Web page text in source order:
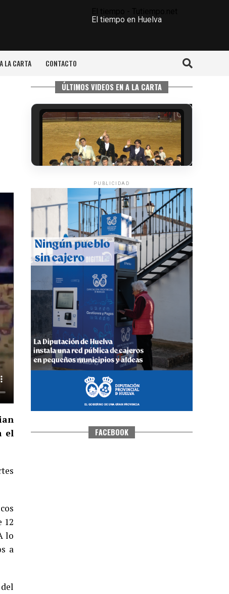
El tiempo en Huelva
LA CARTA CONTACTO
el
12
lo
a
ÚLTIMOS VIDEOS EN A LA CARTA
QUINTA CORRIDA DE LAS FIESTAS
COLOMBINAS 2026
·Huelvatv
5º DÍA DE LAS FIESTAS COLOMBINAS
2026
hace 4 días· Huelvatv
PUBLICIDAD
FACEBOOK